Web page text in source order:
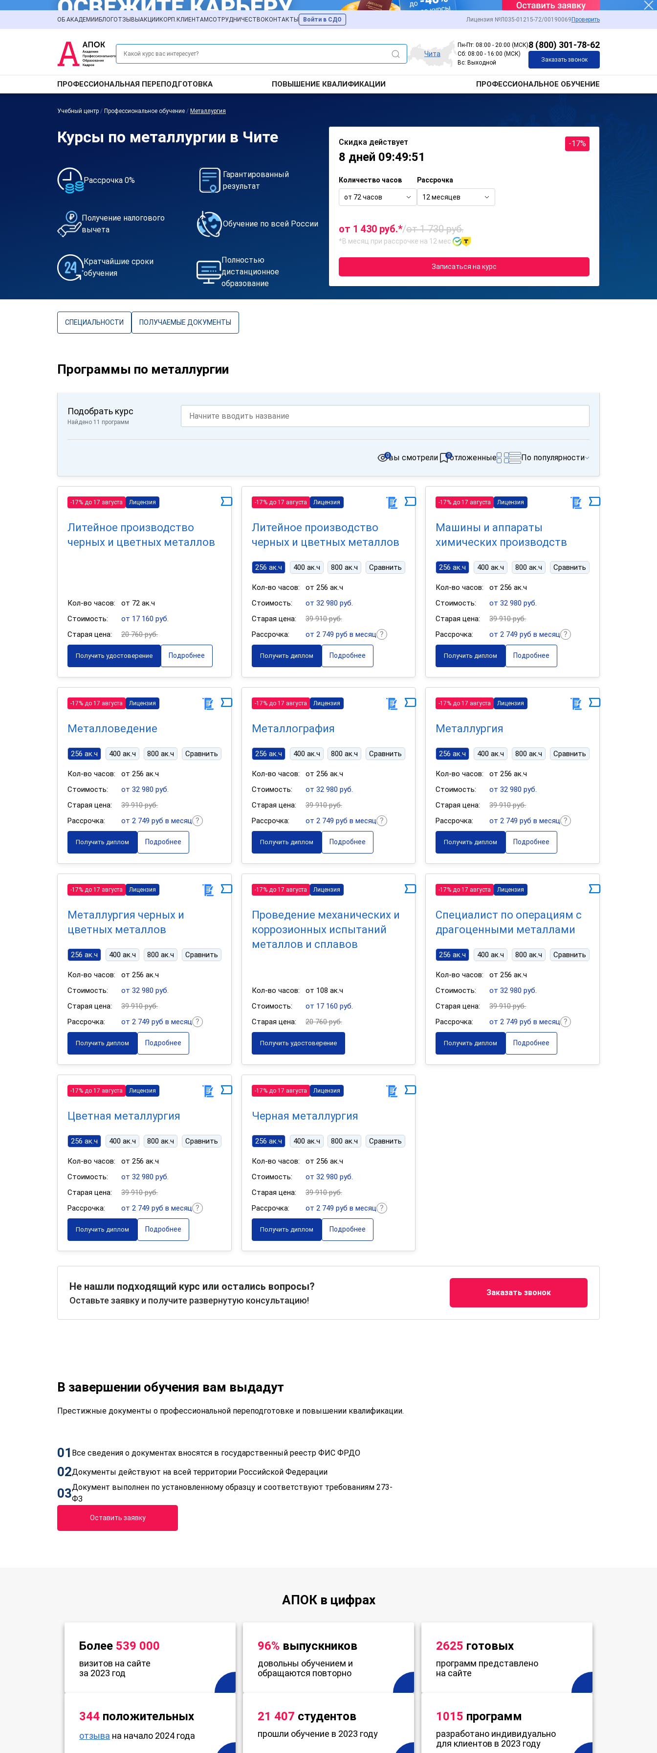
ОБ АКАДЕМИИ БЛОГОТЗЫВЫ АКЦИИ КОРП.КЛИЕНТАМСОТРУДНИЧЕСТВО КОНТАКТЫ Войти в СДО Лицензия №Л035-01215-72/00190069 Проверить
Чита
Пн-Пт: 08:00 - 20:00 (МСК)
Сб: 08:00 - 16:00 (МСК)
Вс: Выходной
8 (800) 301-78-62
Заказать звонок
ПРОФЕССИОНАЛЬНАЯ ПЕРЕПОДГОТОВКА ПОВЫШЕНИЕ КВАЛИФИКАЦИИ ПРОФЕССИОНАЛЬНОЕ ОБУЧЕНИЕ
Учебный центр / Профессиональное обучение / Металлургия
Курсы по металлургии в Чите
Рассрочка 0%
Гарантированный
результат
Получение налогового
вычета
Обучение по всей России
Кратчайшие сроки
обучения
Полностью
дистанционное
образование
Скидка действует
8 дней 09:49:51
-17%
Количество часов
от 72 часов
Рассрочка
12 месяцев
от 1 430 руб.*/от 1 730 руб.
*В месяц при рассрочке на 12 мес.
Записаться на курс
СПЕЦИАЛЬНОСТИ ПОЛУЧАЕМЫЕ ДОКУМЕНТЫ
Программы по металлургии
Подобрать курс
Найдено 11 программ
вы смотрели
0 отложенные
0 По популярности
-17% до 17 августа Лицензия
Литейное производство
черных и цветных металлов
Кол-во часов:
от 72 ак.ч
Стоимость:
от 17 160 руб.
Старая цена:
20 760 руб.
Получить удостоверение Подробнее
-17% до 17 августа Лицензия
Литейное производство
черных и цветных металлов
256 ак.ч 400 ак.ч 800 ак.ч Сравнить
Кол-во часов:
от 256 ак.ч
Стоимость:
от 32 980 руб.
Старая цена:
39 910 руб.
Рассрочка:
от 2 749 руб в месяц
Получить диплом Подробнее
-17% до 17 августа Лицензия
Машины и аппараты
химических производств
256 ак.ч 400 ак.ч 800 ак.ч Сравнить
Кол-во часов:
от 256 ак.ч
Стоимость:
от 32 980 руб.
Старая цена:
39 910 руб.
Рассрочка:
от 2 749 руб в месяц
Получить диплом Подробнее
-17% до 17 августа Лицензия
Металловедение
256 ак.ч 400 ак.ч 800 ак.ч Сравнить
Кол-во часов:
от 256 ак.ч
Стоимость:
от 32 980 руб.
Старая цена:
39 910 руб.
Рассрочка:
от 2 749 руб в месяц
Получить диплом Подробнее
-17% до 17 августа Лицензия
Металлография
256 ак.ч 400 ак.ч 800 ак.ч Сравнить
Кол-во часов:
от 256 ак.ч
Стоимость:
от 32 980 руб.
Старая цена:
39 910 руб.
Рассрочка:
от 2 749 руб в месяц
Получить диплом Подробнее
-17% до 17 августа Лицензия
Металлургия
256 ак.ч 400 ак.ч 800 ак.ч Сравнить
Кол-во часов:
от 256 ак.ч
Стоимость:
от 32 980 руб.
Старая цена:
39 910 руб.
Рассрочка:
от 2 749 руб в месяц
Получить диплом Подробнее
-17% до 17 августа Лицензия
Металлургия черных и
цветных металлов
256 ак.ч 400 ак.ч 800 ак.ч Сравнить
Кол-во часов:
от 256 ак.ч
Стоимость:
от 32 980 руб.
Старая цена:
39 910 руб.
Рассрочка:
от 2 749 руб в месяц
Получить диплом Подробнее
-17% до 17 августа Лицензия
Проведение механических и
коррозионных испытаний
металлов и сплавов
Кол-во часов:
от 108 ак.ч
Стоимость:
от 17 160 руб.
Старая цена:
20 760 руб.
Получить удостоверение
-17% до 17 августа Лицензия
Специалист по операциям с
драгоценными металлами
256 ак.ч 400 ак.ч 800 ак.ч Сравнить
Кол-во часов:
от 256 ак.ч
Стоимость:
от 32 980 руб.
Старая цена:
39 910 руб.
Рассрочка:
от 2 749 руб в месяц
Получить диплом Подробнее
-17% до 17 августа Лицензия
Цветная металлургия
256 ак.ч 400 ак.ч 800 ак.ч Сравнить
Кол-во часов:
от 256 ак.ч
Стоимость:
от 32 980 руб.
Старая цена:
39 910 руб.
Рассрочка:
от 2 749 руб в месяц
Получить диплом Подробнее
-17% до 17 августа Лицензия
Черная металлургия
256 ак.ч 400 ак.ч 800 ак.ч Сравнить
Кол-во часов:
от 256 ак.ч
Стоимость:
от 32 980 руб.
Старая цена:
39 910 руб.
Рассрочка:
от 2 749 руб в месяц
Получить диплом Подробнее
Не нашли подходящий курс или остались вопросы?
Оставьте заявку и получите развернутую консультацию!
Заказать звонок
В завершении обучения вам выдадут
Престижные документы о профессиональной переподготовке и повышении квалификации.
01 Все сведения о документах вносятся в государственный реестр ФИС ФРДО
02Документы действуют на всей территории Российской Федерации
03Документ выполнен по установленному образцу и соответствуют требованиям 273-
ФЗ
Оставить заявку
АПОК в цифрах
Более 539 000
визитов на сайте
за 2023 год
96% выпускников
довольны обучением и
обращаются повторно
2625 готовых
программ представлено
на сайте
344 положительных
отзыва на начало 2024 года
21 407 студентов
прошли обучение в 2023 году
1015 программ
разработано индивидуально
для клиентов в 2023 году